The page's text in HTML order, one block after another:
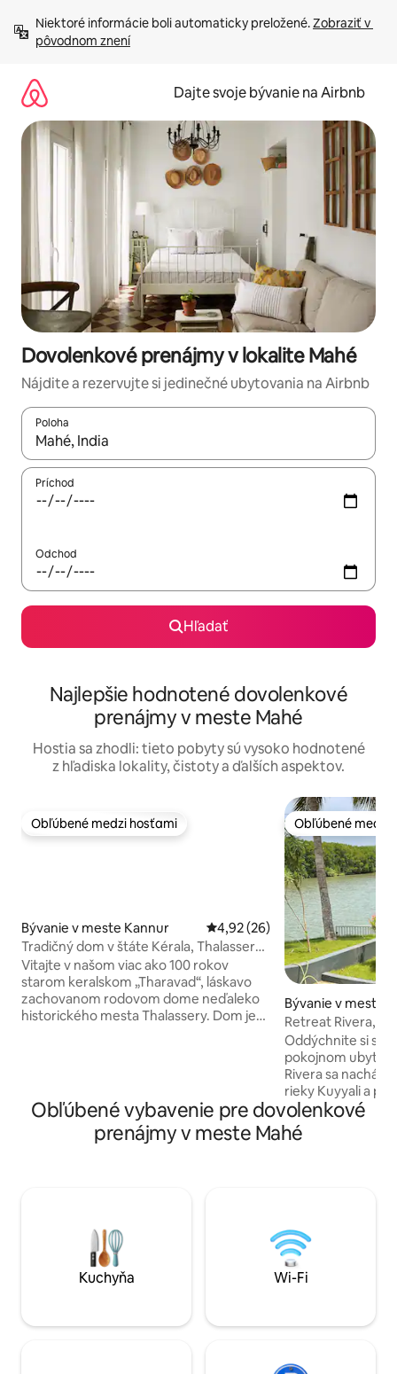
obsah.
Niektoré informácie boli automaticky preložené. Zobraziť v
pôvodnom znení
Dajte svoje bývanie na Airbnb
Dovolenkové prenájmy v lokalite Mahé
Nájdite a rezervujte si jedinečné ubytovania na Airbnb
Poloha
Keď budú výsledky k dispozícii, môžete si ich prechádzať
Príchod
Odchod
Hľadať
Najlepšie hodnotené dovolenkové
prenájmy v meste Mahé
Hostia sa zhodli: tieto pobyty sú vysoko hodnotené
z hľadiska lokality, čistoty a ďalších aspektov.
Obľúbené medzi hosťami
Obľúbené medzi hosťami
Bývanie v meste Kannur Priemerné ohodnotenie 4,92
4,92 (26)
Tradičný dom v štáte Kérala, Thalassery,
Kannur
Vitajte v našom viac ako 100 rokov
starom keralskom „Tharavad“, láskavo
zachovanom rodovom dome neďaleko
historického mesta Thalassery. Dom je
jazierku s lotosmi, vychutnajte si čaj v
tieni na verandách alebo preskúmajte
živé dedičstvo neďalekých chrámov a
pevností. Je to miesto, kde sa môžete
Obľúbené medzi
Obľúbené medzi
Bývanie v meste
Retreat Rivera,
riekou.
Oddýchnite si s
pokojnom
Rivera sa
rieky Kuyyali a
objatia
odtieňoch
upokojujúcich
hneď vedľa
a vyniká svojím
srdečnou
Obľúbené vybavenie pre dovolenkové
prenájmy v meste Mahé
Kuchyňa Wi-Fi